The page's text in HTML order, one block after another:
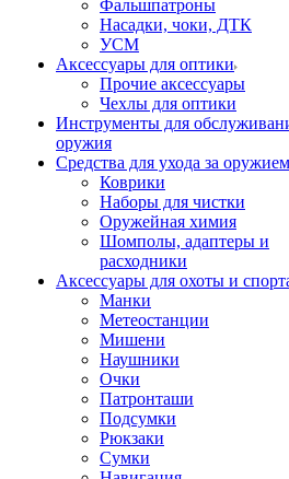
Фальшпатроны
Насадки, чоки, ДТК
УСМ
Аксессуары для оптики
Прочие аксессуары
Чехлы для оптики
Инструменты для
оружия
Средства для ухода за оружием
Коврики
Наборы для чистки
Оружейная химия
Шомполы, адаптеры и
расходники
Аксессуары для охоты и
Манки
Метеостанции
Мишени
Наушники
Очки
Патронташи
Подсумки
Рюкзаки
Сумки